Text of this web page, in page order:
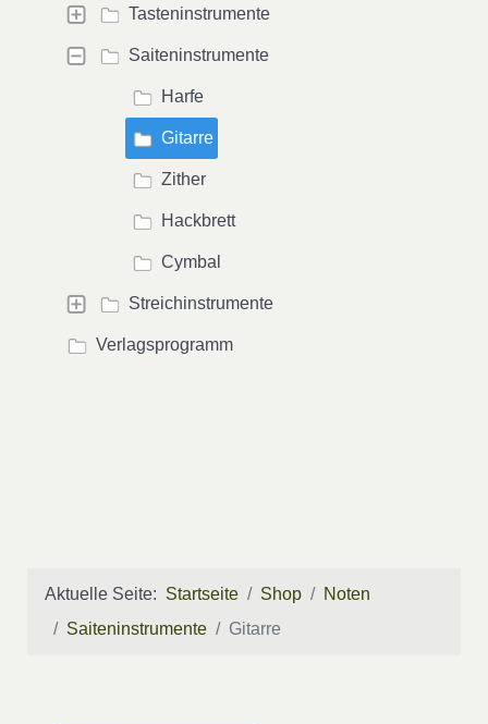
Tasteninstrumente
Saiteninstrumente
Harfe
Gitarre
Zither
Hackbrett
Cymbal
Streichinstrumente
Verlagsprogramm
Aktuelle Seite: Startseite Shop
Noten
Saiteninstrumente
Gitarre